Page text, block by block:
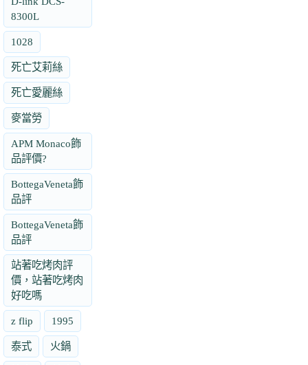
8300L
1028
死亡艾莉絲
死亡愛麗絲
麥當勞
APM Monaco飾
品評價?
BottegaVeneta飾
品評
BottegaVeneta飾
品評
站著吃烤肉評
價，站著吃烤肉
好吃嗎
z flip 1995
泰式 火鍋